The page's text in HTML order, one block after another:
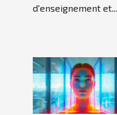
d'enseignement et...